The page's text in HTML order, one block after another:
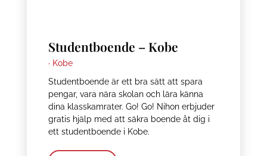
Studentboende – Kobe
· Kobe
Studentboende är ett bra sätt att spara
pengar, vara nära skolan och lära känna
dina klasskamrater. Go! Go! Nihon erbjuder
gratis hjälp med att säkra boende åt dig i
ett studentboende i Kobe.